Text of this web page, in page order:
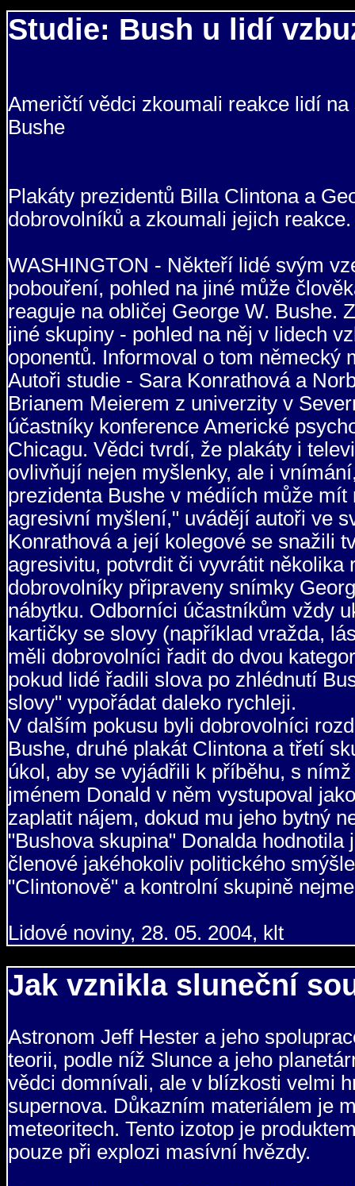
Studie: Bush u lidí
Američtí vědci zkoumali reakce lidí
Bushe
Plakáty prezidentů Billa Clintona a
dobrovolníků a zkoumali jejich reakce.
WASHINGTON - Někteří lidé svým
pobouření, pohled na jiné může
reaguje na obličej George W. Bushe.
jiné skupiny - pohled na něj v lidech
oponentů. Informoval o tom německý
Autoři studie - Sara Konrathová a
Brianem Meierem z univerzity v
účastníky konference Americké
Chicagu. Vědci tvrdí, že plakáty i
ovlivňují nejen myšlenky, ale i
prezidenta Bushe v médiích může
agresivní myšlení," uvádějí autoři ve
Konrathová a její kolegové se snažili
agresivitu, potvrdit či vyvrátit
dobrovolníky připraveny snímky
nábytku. Odborníci účastníkům vždy
kartičky se slovy (například vražda,
měli dobrovolníci řadit do dvou
pokud lidé řadili slova po zhlédnutí
slovy" vypořádat daleko rychleji.
V dalším pokusu byli dobrovolníci
Bushe, druhé plakát Clintona a třetí
úkol, aby se vyjádřili k příběhu, s
jménem Donald v něm vystupoval
zaplatit nájem, dokud mu jeho bytný
"Bushova skupina" Donalda
členové jakéhokoliv politického
"Clintonově" a kontrolní skupině
Lidové noviny, 28. 05. 2004, klt
Jak vznikla sluneční
Astronom Jeff Hester a jeho
teorii, podle níž Slunce a jeho
vědci domnívali, ale v blízkosti velmi
supernova. Důkazním materiálem je
meteoritech. Tento izotop je
pouze při explozi masívní hvězdy.